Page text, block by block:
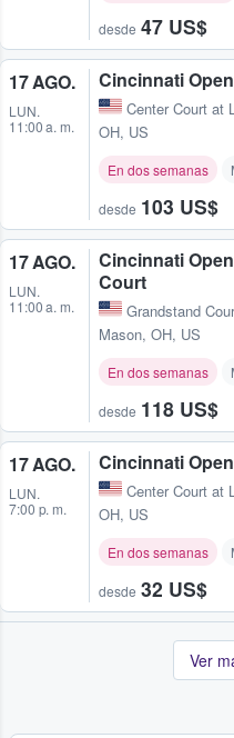
desde 47 US$
17 AGO.
LUN.
11:00 a. m.
Cincinnati
Center Court at
OH, US
En dos semanas
desde 103 US$
17 AGO.
LUN.
11:00 a. m.
Cincinnati
Court
Grandstand
Mason, OH, US
En dos semanas
desde 118 US$
17 AGO.
LUN.
7:00 p. m.
Cincinnati
Center Court at
OH, US
En dos semanas
desde 32 US$
Ver